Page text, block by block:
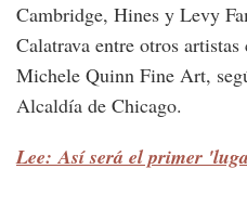
Cambridge, Hines y Levy
Calatrava entre otros
Michele Quinn Fine Art,
Alcaldía de Chicago.
Lee: Así será el primer